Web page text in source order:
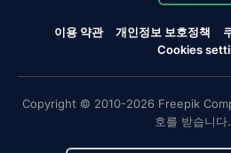
이용 약관 개인정보 보호정책
Cookies
Copyright © 2010-2026 Freepik
호를 받습니다